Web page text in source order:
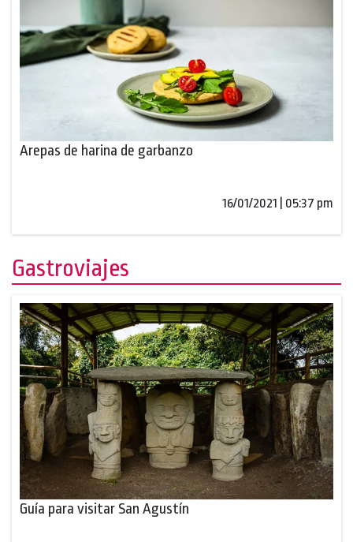
Arepas de harina de garbanzo
16/01/2021 | 05:37 pm
Gastroviajes
Guía para visitar San Agustín